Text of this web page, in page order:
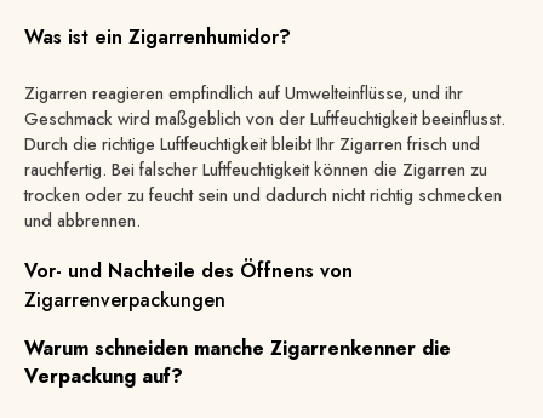
Was ist ein Zigarrenhumidor?
Zigarren reagieren empfindlich auf Umwelteinflüsse, und ihr
Geschmack wird maßgeblich von der Luftfeuchtigkeit beeinflusst.
Durch die richtige Luftfeuchtigkeit bleibt Ihr Zigarren frisch und
rauchfertig. Bei falscher Luftfeuchtigkeit können die Zigarren zu
trocken oder zu feucht sein und dadurch nicht richtig schmecken
und abbrennen.
Vor- und Nachteile des Öffnens von
Zigarrenverpackungen
Warum schneiden manche Zigarrenkenner die
Verpackung auf?